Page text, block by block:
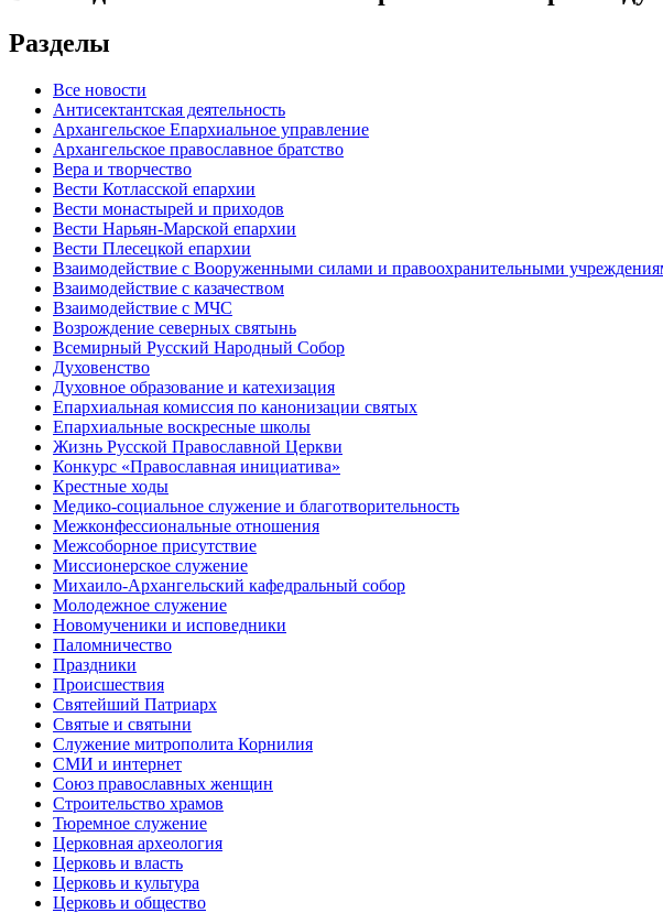
Разделы
Все новости
Антисектантская деятельность
Архангельское Епархиальное управление
Архангельское православное братство
Вера и творчество
Вести Котласской епархии
Вести монастырей и приходов
Вести Нарьян-Марской епархии
Вести Плесецкой епархии
Взаимодействие с Вооруженными силами и правоохранительными
Взаимодействие с казачеством
Взаимодействие с МЧС
Возрождение северных святынь
Всемирный Русский Народный Собор
Духовенство
Духовное образование и катехизация
Епархиальная комиссия по канонизации святых
Епархиальные воскресные школы
Жизнь Русской Православной Церкви
Конкурс «Православная инициатива»
Крестные ходы
Медико-социальное служение и благотворительность
Межконфессиональные отношения
Межсоборное присутствие
Миссионерское служение
Михаило-Архангельский кафедральный собор
Молодежное служение
Новомученики и исповедники
Паломничество
Праздники
Происшествия
Святейший Патриарх
Святые и святыни
Служение митрополита Корнилия
СМИ и интернет
Союз православных женщин
Строительство храмов
Тюремное служение
Церковная археология
Церковь и власть
Церковь и культура
Церковь и общество